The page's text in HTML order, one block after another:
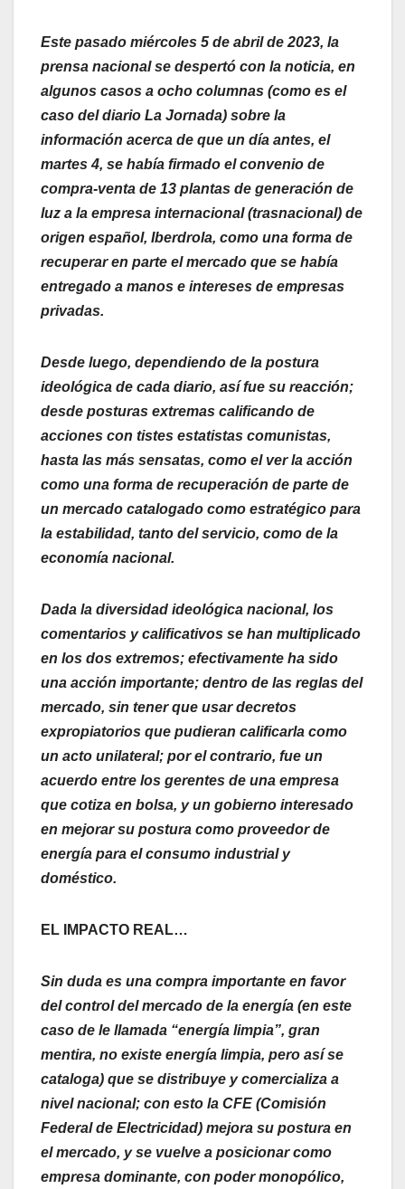
Este pasado miércoles 5 de abril de 2023, la
prensa nacional se despertó con la noticia, en
algunos casos a ocho columnas (como es el
caso del diario La Jornada) sobre la
información acerca de que un día antes, el
martes 4, se había firmado el convenio de
compra-venta de 13 plantas de generación de
luz a la empresa internacional (trasnacional) de
origen español, Iberdrola, como una forma de
recuperar en parte el mercado que se había
entregado a manos e intereses de empresas
privadas.
Desde luego, dependiendo de la postura
ideológica de cada diario, así fue su reacción;
desde posturas extremas calificando de
acciones con tistes estatistas comunistas,
hasta las más sensatas, como el ver la acción
como una forma de recuperación de parte de
un mercado catalogado como estratégico para
la estabilidad, tanto del servicio, como de la
economía nacional.
Dada la diversidad ideológica nacional, los
comentarios y calificativos se han multiplicado
en los dos extremos; efectivamente ha sido
una acción importante; dentro de las reglas del
mercado, sin tener que usar decretos
expropiatorios que pudieran calificarla como
un acto unilateral; por el contrario, fue un
acuerdo entre los gerentes de una empresa
que cotiza en bolsa, y un gobierno interesado
en mejorar su postura como proveedor de
energía para el consumo industrial y
doméstico.
EL IMPACTO REAL…
Sin duda es una compra importante en favor
del control del mercado de la energía (en este
caso de le llamada “energía limpia”, gran
mentira, no existe energía limpia, pero así se
cataloga) que se distribuye y comercializa a
nivel nacional; con esto la CFE (Comisión
Federal de Electricidad) mejora su postura en
el mercado, y se vuelve a posicionar como
empresa dominante, con poder monopólico,